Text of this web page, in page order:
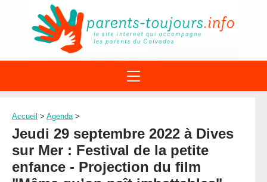
À PROPOS DU REAAP
1ÈRE VISITE
ACTUALITÉ
DISPOSITIFS PARENTALITÉ
SITES INTERNET
NUMÉROS VERTS
STRUCTURES
DOCUMENTS
Accueil > Agenda >
Jeudi 29 septembre 2022 à Dives
sur Mer : Festival de la petite
enfance - Projection du film